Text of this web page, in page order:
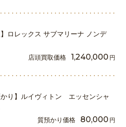
】ロレックス サブマリーナ ノンデ
店頭買取価格 1,240,000 円
かり】ルイヴィトン エッセンシャ
質預かり価格 80,000 円